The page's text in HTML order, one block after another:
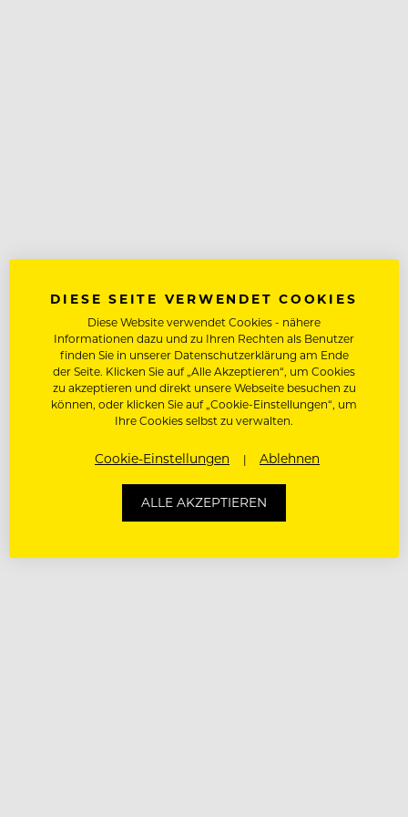
DIESE SEITE VERWENDET COOKIES
Diese Website verwendet Cookies - nähere
Informationen dazu und zu Ihren Rechten als Benutzer
finden Sie in unserer Datenschutzerklärung am Ende
der Seite. Klicken Sie auf „Alle Akzeptieren“, um Cookies
zu akzeptieren und direkt unsere Webseite besuchen zu
können, oder klicken Sie auf „Cookie-Einstellungen“, um
Ihre Cookies selbst zu verwalten.
Cookie-Einstellungen Ablehnen
ALLE AKZEPTIEREN